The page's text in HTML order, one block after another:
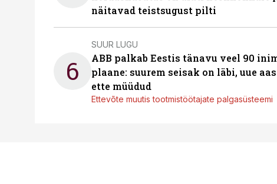
näitavad teistsugust pilti
6
SUUR LUGU
ABB palkab Eestis tänavu veel 90
plaane: suurem seisak on läbi, uue
ette müüdud
Ettevõte muutis tootmistöötajate palgasüsteemi